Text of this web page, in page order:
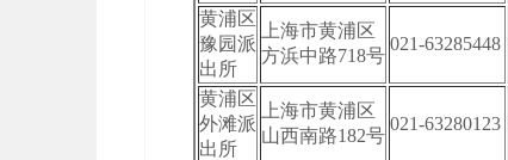
黄浦区
豫园派
出所
上海市黄浦区
方浜中路718号
021-63285448
黄浦区
外滩派
出所
上海市黄浦区
山西南路182号
021-63280123